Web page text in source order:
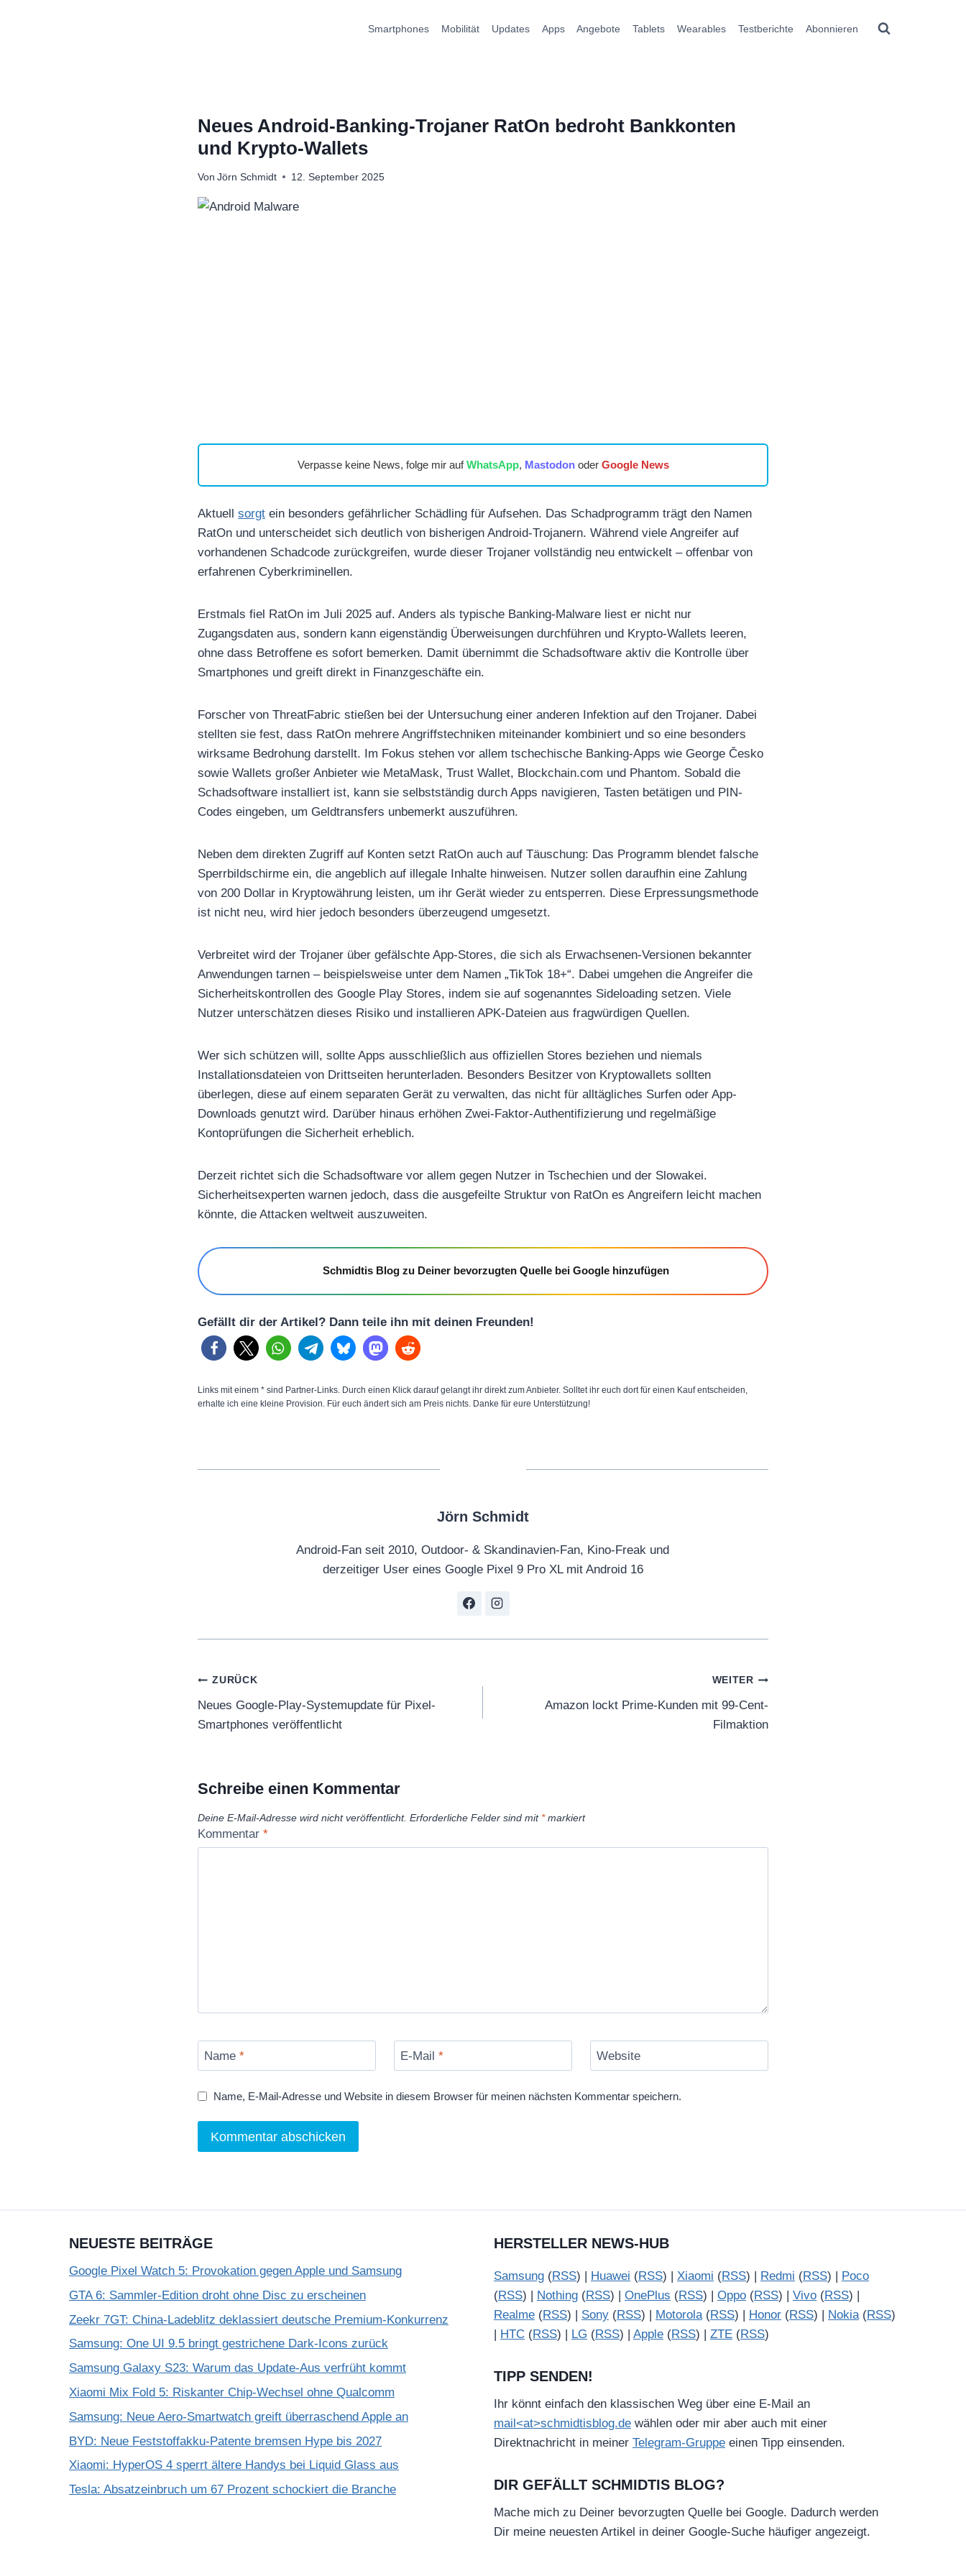
Smartphones Mobilität Updates Apps Angebote Tablets Wearables Testberichte Abonnieren
Neues Android-Banking-Trojaner RatOn bedroht Bankkonten
und Krypto-Wallets
Von Jörn Schmidt 12. September 2025
Verpasse keine News, folge mir aufWhatsApp, Mastodonoder Google News
Aktuell sorgt ein besonders gefährlicher Schädling für Aufsehen. Das Schadprogramm trägt den Namen
RatOn und unterscheidet sich deutlich von bisherigen Android-Trojanern. Während viele Angreifer auf
vorhandenen Schadcode zurückgreifen, wurde dieser Trojaner vollständig neu entwickelt – offenbar von
erfahrenen Cyberkriminellen.
Erstmals fiel RatOn im Juli 2025 auf. Anders als typische Banking-Malware liest er nicht nur
Zugangsdaten aus, sondern kann eigenständig Überweisungen durchführen und Krypto-Wallets leeren,
ohne dass Betroffene es sofort bemerken. Damit übernimmt die Schadsoftware aktiv die Kontrolle über
Smartphones und greift direkt in Finanzgeschäfte ein.
Forscher von ThreatFabric stießen bei der Untersuchung einer anderen Infektion auf den Trojaner. Dabei
stellten sie fest, dass RatOn mehrere Angriffstechniken miteinander kombiniert und so eine besonders
wirksame Bedrohung darstellt. Im Fokus stehen vor allem tschechische Banking-Apps wie George Česko
sowie Wallets großer Anbieter wie MetaMask, Trust Wallet, Blockchain.com und Phantom. Sobald die
Schadsoftware installiert ist, kann sie selbstständig durch Apps navigieren, Tasten betätigen und PIN-
Codes eingeben, um Geldtransfers unbemerkt auszuführen.
Neben dem direkten Zugriff auf Konten setzt RatOn auch auf Täuschung: Das Programm blendet falsche
Sperrbildschirme ein, die angeblich auf illegale Inhalte hinweisen. Nutzer sollen daraufhin eine Zahlung
von 200 Dollar in Kryptowährung leisten, um ihr Gerät wieder zu entsperren. Diese Erpressungsmethode
ist nicht neu, wird hier jedoch besonders überzeugend umgesetzt.
Verbreitet wird der Trojaner über gefälschte App-Stores, die sich als Erwachsenen-Versionen bekannter
Anwendungen tarnen – beispielsweise unter dem Namen „TikTok 18+“. Dabei umgehen die Angreifer die
Sicherheitskontrollen des Google Play Stores, indem sie auf sogenanntes Sideloading setzen. Viele
Nutzer unterschätzen dieses Risiko und installieren APK-Dateien aus fragwürdigen Quellen.
Wer sich schützen will, sollte Apps ausschließlich aus offiziellen Stores beziehen und niemals
Installationsdateien von Drittseiten herunterladen. Besonders Besitzer von Kryptowallets sollten
überlegen, diese auf einem separaten Gerät zu verwalten, das nicht für alltägliches Surfen oder App-
Downloads genutzt wird. Darüber hinaus erhöhen Zwei-Faktor-Authentifizierung und regelmäßige
Kontoprüfungen die Sicherheit erheblich.
Derzeit richtet sich die Schadsoftware vor allem gegen Nutzer in Tschechien und der Slowakei.
Sicherheitsexperten warnen jedoch, dass die ausgefeilte Struktur von RatOn es Angreifern leicht machen
könnte, die Attacken weltweit auszuweiten.
Schmidtis Blog zu Deiner bevorzugten Quelle bei Google hinzufügen
Gefällt dir der Artikel? Dann teile ihn mit deinen Freunden!
Links mit einem * sind Partner-Links. Durch einen Klick darauf gelangt ihr direkt zum Anbieter. Solltet ihr euch dort für einen Kauf entscheiden,
erhalte ich eine kleine Provision. Für euch ändert sich am Preis nichts. Danke für eure Unterstützung!
Jörn Schmidt
Android-Fan seit 2010, Outdoor- & Skandinavien-Fan, Kino-Freak und
derzeitiger User eines Google Pixel 9 Pro XL mit Android 16
Beitragsnavigation
ZURÜCK
Neues Google-Play-Systemupdate für Pixel-
Smartphones veröffentlicht
WEITER
Amazon lockt Prime-Kunden mit 99-Cent-
Filmaktion
Schreibe einen Kommentar
Deine E-Mail-Adresse wird nicht veröffentlicht. Erforderliche Felder sind mit *markiert
Kommentar *
Name * E-Mail * Website
Name, E-Mail-Adresse und Website in diesem Browser für meinen nächsten Kommentar speichern.
NEUESTE BEITRÄGE
Google Pixel Watch 5: Provokation gegen Apple und Samsung
GTA 6: Sammler-Edition droht ohne Disc zu erscheinen
Zeekr 7GT: China-Ladeblitz deklassiert deutsche Premium-Konkurrenz
Samsung: One UI 9.5 bringt gestrichene Dark-Icons zurück
Samsung Galaxy S23: Warum das Update-Aus verfrüht kommt
Xiaomi Mix Fold 5: Riskanter Chip-Wechsel ohne Qualcomm
Samsung: Neue Aero-Smartwatch greift überraschend Apple an
BYD: Neue Feststoffakku-Patente bremsen Hype bis 2027
Xiaomi: HyperOS 4 sperrt ältere Handys bei Liquid Glass aus
Tesla: Absatzeinbruch um 67 Prozent schockiert die Branche
HERSTELLER NEWS-HUB
Samsung (RSS) | Huawei (RSS) | Xiaomi (RSS) | Redmi (RSS) | Poco
(RSS) | Nothing (RSS) | OnePlus (RSS) | Oppo (RSS) | Vivo (RSS) |
Realme (RSS) | Sony (RSS) | Motorola(RSS) | Honor (RSS) | Nokia(RSS)
| HTC (RSS) | LG (RSS) | Apple (RSS) | ZTE (RSS)
TIPP SENDEN!
Ihr könnt einfach den klassischen Weg über eine E-Mail an
mail<at>schmidtisblog.de wählen oder mir aber auch mit einer
Direktnachricht in meiner Telegram-Gruppe einen Tipp einsenden.
DIR GEFÄLLT SCHMIDTIS BLOG?
Mache mich zu Deiner bevorzugten Quelle bei Google. Dadurch werden
Dir meine neuesten Artikel in deiner Google-Suche häufiger angezeigt.